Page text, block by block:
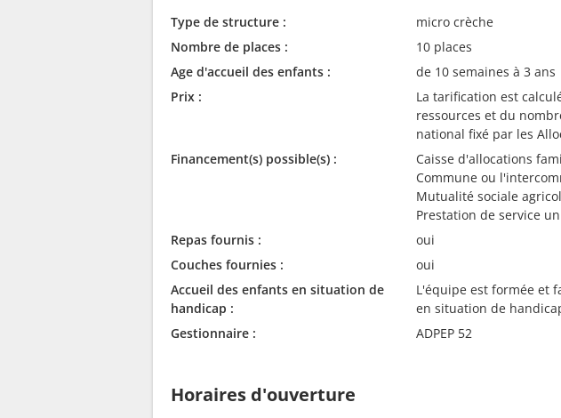
Type de structure :
micro crèche
Nombre de places :
10 places
Age d'accueil des enfants :
de 10 semaines à 3 ans
Prix :
La tarification est
ressources et du
national fixé par les
Financement(s) possible(s) :
Caisse d'allocations
Commune ou
Mutualité sociale
Prestation de service
Repas fournis :
oui
Couches fournies :
oui
Accueil des enfants en situation de
handicap :
L'équipe est formée et
en situation de
Gestionnaire :
ADPEP 52
Horaires d'ouverture